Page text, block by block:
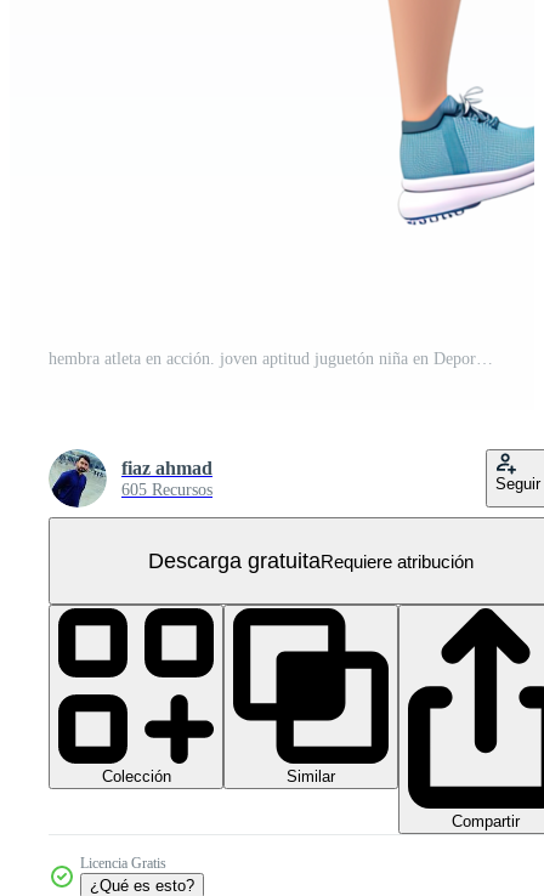
hembra atleta en acción. joven aptitud juguetón niña en Deportes uniforme correr. PNG Gratis
fiaz ahmad
605 Recursos Seguir
Descarga gratuitaRequiere atribución
Colección Similar
Compartir
Licencia Gratis
¿Qué es esto?